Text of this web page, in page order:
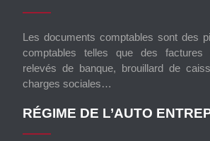
Les documents comptables sont des
comptables telles que des factures
relevés de banque, brouillard de
charges sociales…
RÉGIME DE L’AUTO